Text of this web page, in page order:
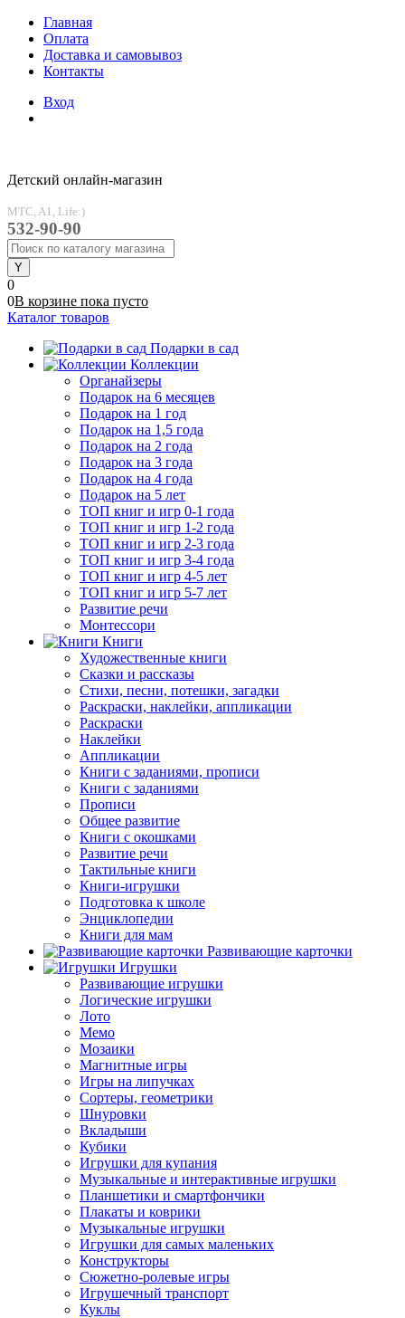
Главная
Оплата
Доставка и самовывоз
Контакты
Вход
Детский онлайн-магазин
MTC, A1, Life:)
532-90-90
0
0В корзине пока пусто
Каталог товаров
Подарки в сад
Коллекции
Органайзеры
Подарок на 6 месяцев
Подарок на 1 год
Подарок на 1,5 года
Подарок на 2 года
Подарок на 3 года
Подарок на 4 года
Подарок на 5 лет
ТОП книг и игр 0-1 года
ТОП книг и игр 1-2 года
ТОП книг и игр 2-3 года
ТОП книг и игр 3-4 года
ТОП книг и игр 4-5 лет
ТОП книг и игр 5-7 лет
Развитие речи
Монтессори
Книги
Художественные книги
Сказки и рассказы
Стихи, песни, потешки, загадки
Раскраски, наклейки, аппликации
Раскраски
Наклейки
Аппликации
Книги с заданиями, прописи
Книги с заданиями
Прописи
Общее развитие
Книги с окошками
Развитие речи
Тактильные книги
Книги-игрушки
Подготовка к школе
Энциклопедии
Книги для мам
Развивающие карточки
Игрушки
Развивающие игрушки
Логические игрушки
Лото
Мемо
Мозаики
Магнитные игры
Игры на липучках
Сортеры, геометрики
Шнуровки
Вкладыши
Кубики
Игрушки для купания
Музыкальные и интерактивные игрушки
Планшетики и смартфончики
Плакаты и коврики
Музыкальные игрушки
Игрушки для самых маленьких
Конструкторы
Сюжетно-ролевые игры
Игрушечный транспорт
Куклы